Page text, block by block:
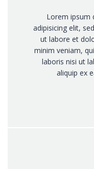
Lorem ipsum
adipisicing elit,
ut labore et
minim veniam,
laboris nisi ut
aliquip ex